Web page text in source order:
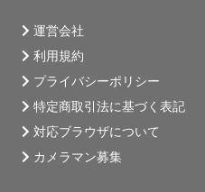
運営会社
利用規約
プライバシーポリシー
特定商取引法に基づく表記
対応ブラウザについて
カメラマン募集